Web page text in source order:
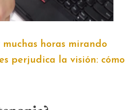
muchas horas mirando
perjudica la visión: cómo